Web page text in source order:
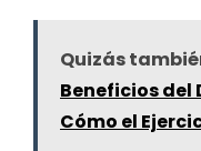
Quizás
Beneficios del
Cómo el